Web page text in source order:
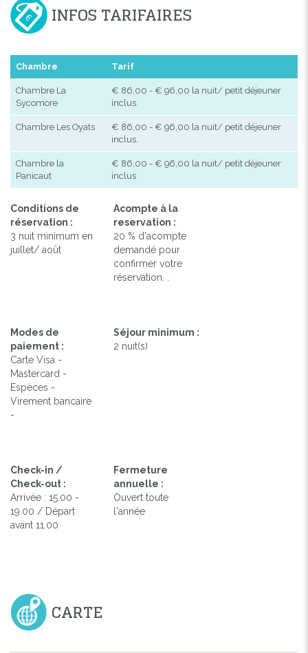
INFOS TARIFAIRES
Chambre Tarif
Chambre La
Sycomore
€ 86,00 - € 96,00 la nuit/ petit déjeuner
inclus.
Chambre Les Oyats
€ 86,00 - € 96,00 la nuit/ petit déjeuner
inclus.
Chambre la
Panicaut
€ 86,00 - € 96,00 la nuit/ petit déjeuner
inclus
Conditions de
réservation :
3 nuit minimum en
juillet/ août
Acompte à la
reservation :
20 % d'acompte
demandé pour
confirmer votre
réservation. .
Modes de
paiement :
Carte Visa -
Mastercard -
Espèces -
Virement bancaire
-
Séjour minimum :
2 nuit(s)
Check-in /
Check-out :
Arrivée : 15.00 -
19.00 / Départ
avant 11.00
Fermeture
annuelle :
Ouvert toute
l'année
CARTE